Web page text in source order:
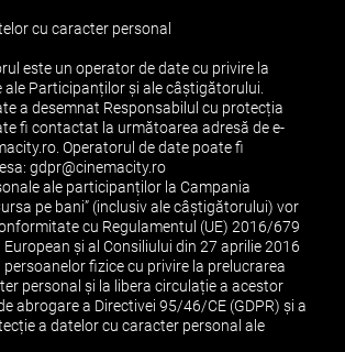
cu caracter personal
este un operator de date cu privire la
ale Participanților și ale câștigătorului.
a desemnat Responsabilul cu protecția
fi contactat la următoarea adresă de e-
. Operatorul de date poate fi
gdpr@cinemacity.ro
ale participanților la Campania
pe bani” (inclusiv ale câștigătorului) vor
cu Regulamentul (UE) 2016/679
și al Consiliului din 27 aprilie 2016
fizice cu privire la prelucrarea
personal și la libera circulație a acestor
abrogare a Directivei 95/46/CE (GDPR) și a
a datelor cu caracter personal ale